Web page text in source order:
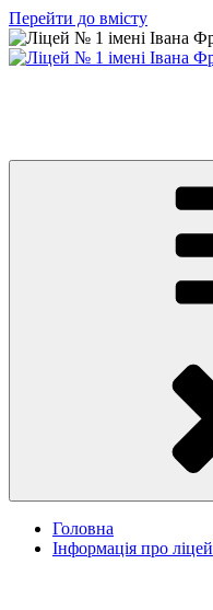
Перейти до вмісту
Головна
Інформація про ліцей